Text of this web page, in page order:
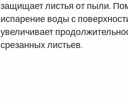
защищает листья от пыли.
испарение воды с
увеличивает
срезанных листьев.